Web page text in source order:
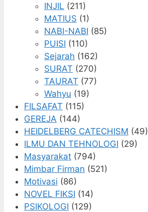
INJIL (211)
MATIUS (1)
NABI-NABI (85)
PUISI (110)
Sejarah (162)
SURAT (270)
TAURAT (77)
Wahyu (19)
FILSAFAT (115)
GEREJA (144)
HEIDELBERG CATECHISM (49)
ILMU DAN TEHNOLOGI (29)
Masyarakat (794)
Mimbar Firman (521)
Motivasi (86)
NOVEL FIKSI (14)
PSIKOLOGI (129)